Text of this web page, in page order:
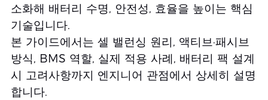
소화해 배터리 수명, 안전성, 효율을 높이는 핵심
기술입니다.
본 가이드에서는 셀 밸런싱 원리, 액티브·패시브
방식, BMS 역할, 실제 적용 사례, 배터리 팩 설계
시 고려사항까지 엔지니어 관점에서 상세히 설명
합니다.